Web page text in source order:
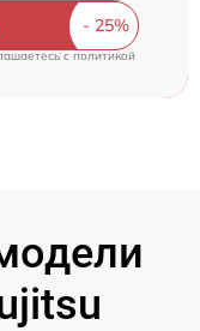
cполитикой